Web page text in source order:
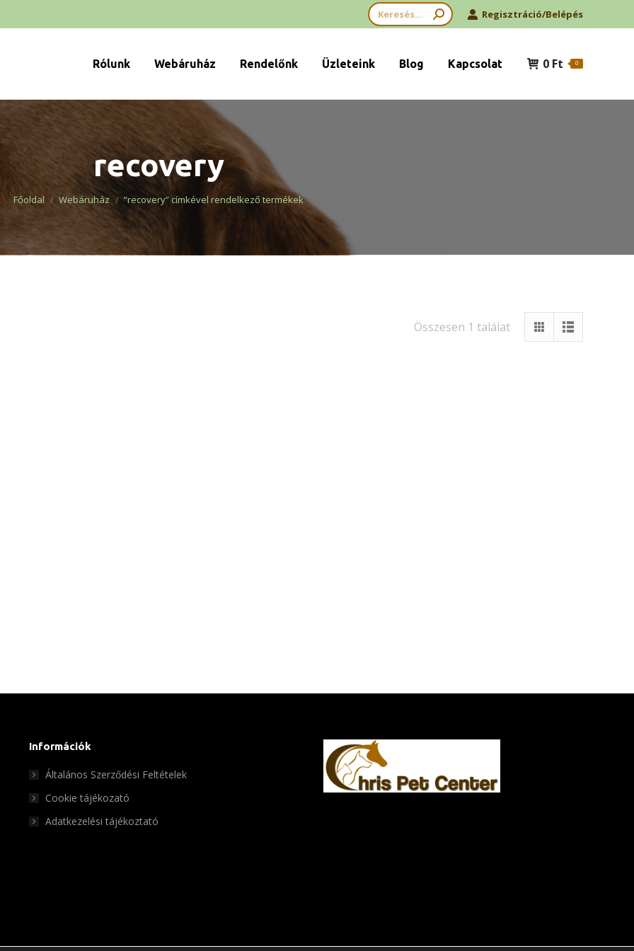
Search: Regisztráció/Belépés
Rólunk Webáruház Rendelőnk Üzleteink Blog Kapcsolat 0 Ft 0
recovery
You are here:
Főoldal Webáruház “recovery” címkével rendelkező termékek
Összesen 1 találat
Információk
Általános Szerződési Feltételek
Cookie tájékozató
Adatkezelési tájékoztató